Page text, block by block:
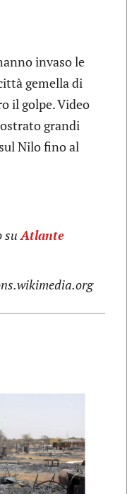
invaso le
gemella di
il golpe. Video
grandi
Nilo fino al
suAtlante